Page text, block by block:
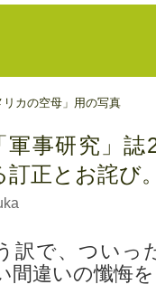
リカの空母」用の写真
軍事研究」
訂正とお詫び
訳で、ついっ
間違いの懺悔